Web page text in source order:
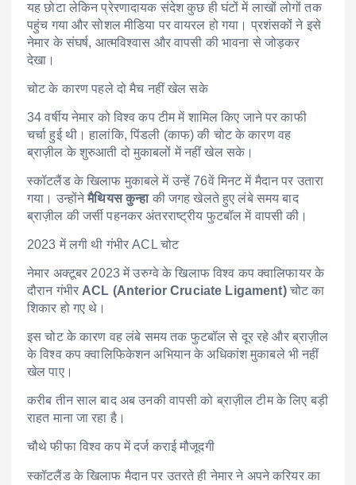
यह छोटा लेकिन प्रेरणादायक संदेश कुछ ही घंटों में लाखों लोगों तक
पहुंच गया और सोशल मीडिया पर वायरल हो गया। प्रशंसकों ने इसे
नेमार के संघर्ष, आत्मविश्वास और वापसी की भावना से जोड़कर
देखा।
चोट के कारण पहले दो मैच नहीं खेल सके
34 वर्षीय नेमार को विश्व कप टीम में शामिल किए जाने पर काफी
चर्चा हुई थी। हालांकि, पिंडली (काफ) की चोट के कारण वह
ब्राज़ील के शुरुआती दो मुकाबलों में नहीं खेल सके।
स्कॉटलैंड के खिलाफ मुकाबले में उन्हें 76वें मिनट में मैदान पर उतारा
गया। उन्होंनेमैथियस कुन्हाकी जगह खेलते हुए लंबे समय बाद
ब्राज़ील की जर्सी पहनकर अंतरराष्ट्रीय फुटबॉल में वापसी की।
2023 में लगी थी गंभीर ACL चोट
नेमार अक्टूबर 2023 में उरुग्वे के खिलाफ विश्व कप क्वालिफायर के
दौरान गंभीर ACL (Anterior Cruciate Ligament)चोट का
शिकार हो गए थे।
इस चोट के कारण वह लंबे समय तक फुटबॉल से दूर रहे और ब्राज़ील
के विश्व कप क्वालिफिकेशन अभियान के अधिकांश मुकाबले भी नहीं
खेल पाए।
करीब तीन साल बाद अब उनकी वापसी को ब्राज़ील टीम के लिए बड़ी
राहत माना जा रहा है।
चौथे फीफा विश्व कप में दर्ज कराई मौजूदगी
स्कॉटलैंड के खिलाफ मैदान पर उतरते ही नेमार ने अपने करियर का